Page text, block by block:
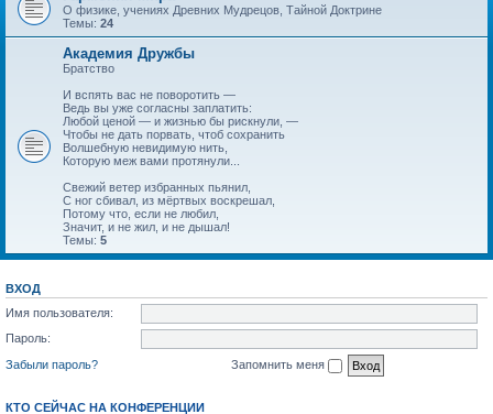
О физике, учениях Древних Мудрецов, Тайной Доктрине
Темы: 24
Академия Дружбы
Братство
И вспять вас не поворотить —
Ведь вы уже согласны заплатить:
Любой ценой — и жизнью бы рискнули, —
Чтобы не дать порвать, чтоб сохранить
Волшебную невидимую нить,
Которую меж вами протянули...
Свежий ветер избранных пьянил,
С ног сбивал, из мёртвых воскрешал,
Потому что, если не любил,
Значит, и не жил, и не дышал!
Темы: 5
ВХОД
Имя пользователя:
Пароль:
Забыли пароль?
Запомнить меня
КТО СЕЙЧАС НА КОНФЕРЕНЦИИ